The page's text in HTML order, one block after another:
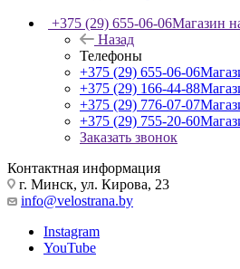
+375 (29) 655-06-06Магазин
Назад
Телефоны
+375 (29) 655-06-06
+375 (29) 166-44-88
+375 (29) 776-07-07
+375 (29) 755-20-60
Заказать звонок
Контактная информация
г. Минск, ул. Кирова, 23
info@velostrana.by
Instagram
YouTube